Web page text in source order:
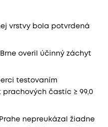
vrstvy bola potvrdená
overil účinný záchyt
testovaním
častíc ≥ 99,0
nepreukázal žiadne